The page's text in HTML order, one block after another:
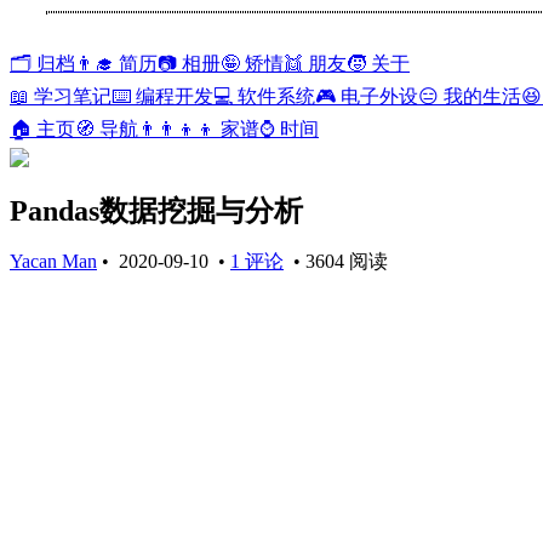
🗂️ 归档 👨‍🎓 简历📷 相册🤪 矫情👯 朋友🧒 关于
📖 学习笔记⌨️ 编程开发💻 软件系统🎮 电子外设😑 我的生活
🏠 主页🧭 导航 👨‍👨‍👦‍👦 家谱⌚ 时间
Pandas数据挖掘与分析
Yacan Man • 2020-09-10 • 1 评论 • 3604 阅读